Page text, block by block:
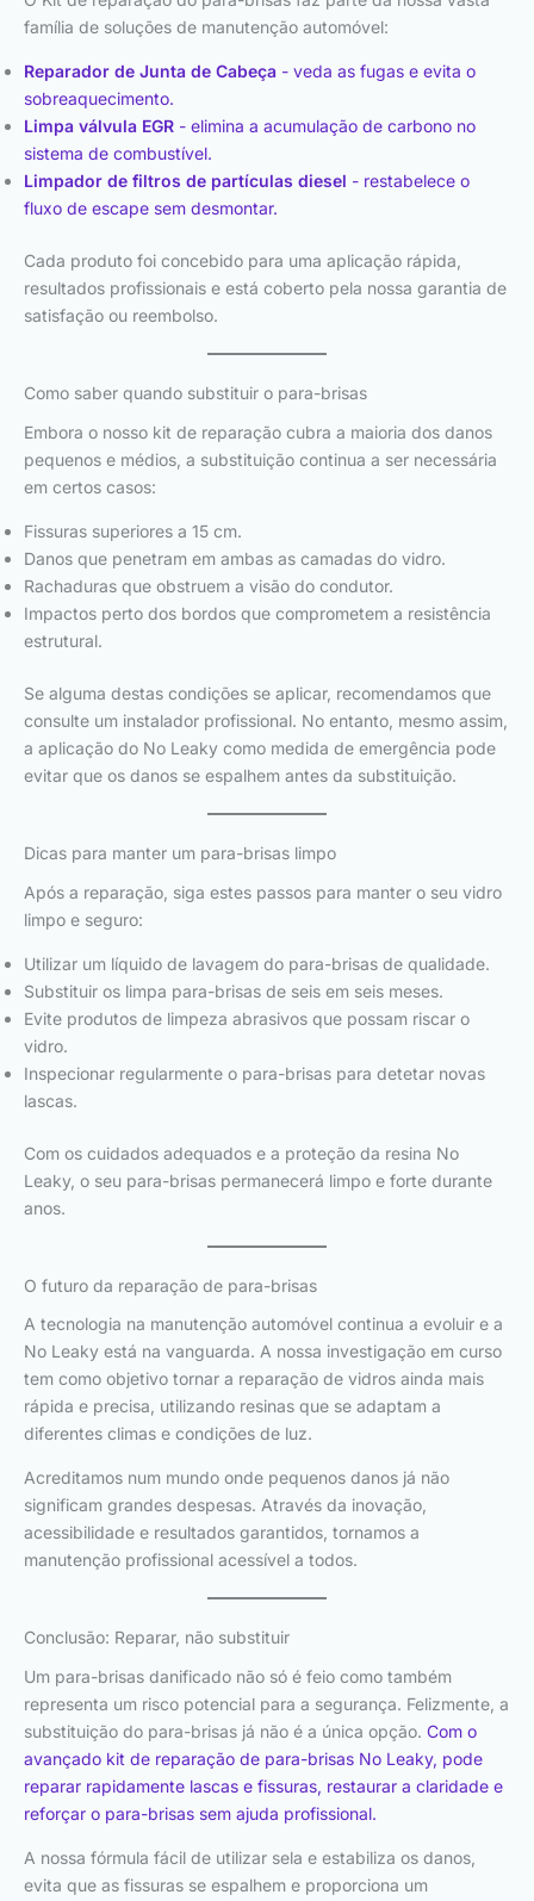
família de soluções de manutenção automóvel:
Reparador de Junta de Cabeça - veda as fugas e evita o
sobreaquecimento.
Limpa válvula EGR - elimina a acumulação de carbono no
sistema de combustível.
Limpador de filtros de partículas diesel - restabelece o
fluxo de escape sem desmontar.
Cada produto foi concebido para uma aplicação rápida,
resultados profissionais e está coberto pela nossa garantia de
satisfação ou reembolso.
Como saber quando substituir o para-brisas
Embora o nosso kit de reparação cubra a maioria dos danos
pequenos e médios, a substituição continua a ser necessária
em certos casos:
Fissuras superiores a 15 cm.
Danos que penetram em ambas as camadas do vidro.
Rachaduras que obstruem a visão do condutor.
Impactos perto dos bordos que comprometem a resistência
estrutural.
Se alguma destas condições se aplicar, recomendamos que
consulte um instalador profissional. No entanto, mesmo assim,
a aplicação do No Leaky como medida de emergência pode
evitar que os danos se espalhem antes da substituição.
Dicas para manter um para-brisas limpo
Após a reparação, siga estes passos para manter o seu vidro
limpo e seguro:
Utilizar um líquido de lavagem do para-brisas de qualidade.
Substituir os limpa para-brisas de seis em seis meses.
Evite produtos de limpeza abrasivos que possam riscar o
vidro.
Inspecionar regularmente o para-brisas para detetar novas
lascas.
Com os cuidados adequados e a proteção da resina No
Leaky, o seu para-brisas permanecerá limpo e forte durante
anos.
O futuro da reparação de para-brisas
A tecnologia na manutenção automóvel continua a evoluir e a
No Leaky está na vanguarda. A nossa investigação em curso
tem como objetivo tornar a reparação de vidros ainda mais
rápida e precisa, utilizando resinas que se adaptam a
diferentes climas e condições de luz.
Acreditamos num mundo onde pequenos danos já não
significam grandes despesas. Através da inovação,
acessibilidade e resultados garantidos, tornamos a
manutenção profissional acessível a todos.
Conclusão: Reparar, não substituir
Um para-brisas danificado não só é feio como também
representa um risco potencial para a segurança. Felizmente, a
substituição do para-brisas já não é a única opção. Com o
avançado kit de reparação de para-brisas No Leaky, pode
reparar rapidamente lascas e fissuras, restaurar a claridade e
reforçar o para-brisas sem ajuda profissional.
A nossa fórmula fácil de utilizar sela e estabiliza os danos,
evita que as fissuras se espalhem e proporciona um